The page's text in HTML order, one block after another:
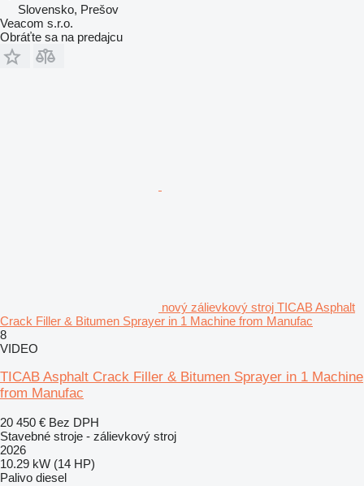
Slovensko, Prešov
Veacom s.r.o.
Obráťte sa na predajcu
nový zálievkový stroj TICAB Asphalt
Crack Filler & Bitumen Sprayer in 1 Machine from Manufac
8
VIDEO
TICAB Asphalt Crack Filler & Bitumen Sprayer in 1 Machine
from Manufac
20 450 € Bez DPH
Stavebné stroje - zálievkový stroj
2026
10.29 kW (14 HP)
Palivo diesel